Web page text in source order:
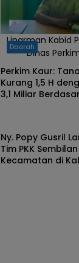
Linarman Kabid
Dinas
Daerah
Perkim Kaur:
Kurang 1,5 H
3,1 Miliar
Ny. Popy Gusril
Tim PKK Sembilan
Kecamatan di